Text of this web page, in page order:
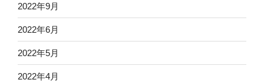
2022年9月
2022年6月
2022年5月
2022年4月